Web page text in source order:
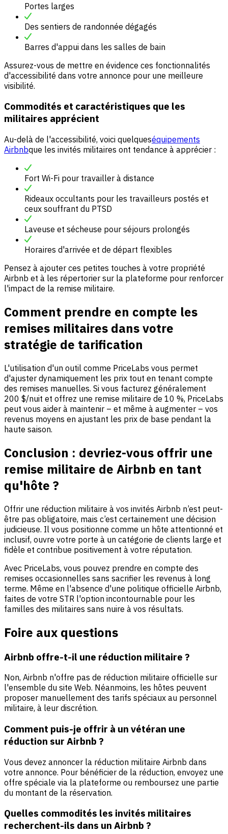
Portes larges
Des sentiers de randonnée dégagés
Barres d'appui dans les salles de bain
Assurez-vous de mettre en évidence ces fonctionnalités
d'accessibilité dans votre annonce pour une meilleure
visibilité.
Commodités et caractéristiques que les
militaires apprécient
Au-delà de l'accessibilité, voici quelqueséquipements
Airbnbque les invités militaires ont tendance à apprécier :
Fort Wi-Fi pour travailler à distance
Rideaux occultants pour les travailleurs postés et
ceux souffrant du PTSD
Laveuse et sécheuse pour séjours prolongés
Horaires d'arrivée et de départ flexibles
Pensez à ajouter ces petites touches à votre propriété
Airbnb et à les répertorier sur la plateforme pour renforcer
l'impact de la remise militaire.
Comment prendre en compte les
remises militaires dans votre
stratégie de tarification
L'utilisation d'un outil comme PriceLabs vous permet
d'ajuster dynamiquement les prix tout en tenant compte
des remises manuelles. Si vous facturez généralement
200 $/nuit et offrez une remise militaire de 10 %, PriceLabs
peut vous aider à maintenir – et même à augmenter – vos
revenus moyens en ajustant les prix de base pendant la
haute saison.
Conclusion : devriez-vous offrir une
remise militaire de Airbnb en tant
qu'hôte ?
Offrir une réduction militaire à vos invités Airbnb n’est peut-
être pas obligatoire, mais c’est certainement une décision
judicieuse. Il vous positionne comme un hôte attentionné et
inclusif, ouvre votre porte à un catégorie de clients large et
fidèle et contribue positivement à votre réputation.
Avec PriceLabs, vous pouvez prendre en compte des
remises occasionnelles sans sacrifier les revenus à long
terme. Même en l'absence d'une politique officielle Airbnb,
faites de votre STR l'option incontournable pour les
familles des militaires sans nuire à vos résultats.
Foire aux questions
Airbnb offre-t-il une réduction militaire ?
Non, Airbnb n'offre pas de réduction militaire officielle sur
l'ensemble du site Web. Néanmoins, les hôtes peuvent
proposer manuellement des tarifs spéciaux au personnel
militaire, à leur discrétion.
Comment puis-je offrir à un vétéran une
réduction sur Airbnb ?
Vous devez annoncer la réduction militaire Airbnb dans
votre annonce. Pour bénéficier de la réduction, envoyez une
offre spéciale via la plateforme ou remboursez une partie
du montant de la réservation.
Quelles commodités les invités militaires
recherchent-ils dans un Airbnb ?